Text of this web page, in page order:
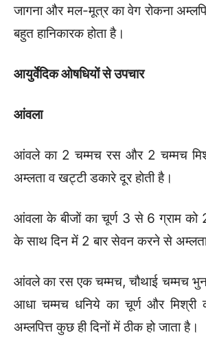
जागना और मल-मूत्र का वेग रोकना
बहुत हानिकारक होता है।
आयुर्वेदिक ओषधियों से उपचार
आंवला
आंवले का 2 चम्मच रस और 2 चम्मच
अम्लता व खट्टी डकारे दूर होती है।
आंवला के बीजों का चूर्ण 3 से 6 ग्राम को
के साथ दिन में 2 बार सेवन करने से अम्लता
आंवले का रस एक चम्मच, चौथाई चम्मच
आधा चम्मच धनिये का चूर्ण और मिश्री
अम्लपित्त कुछ ही दिनों में ठीक हो जाता है।